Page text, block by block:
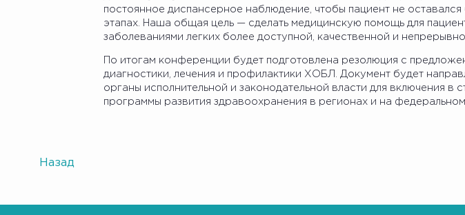
постоянное диспансерное наблюдение, чтобы пациент не оставался
этапах. Наша общая цель — сделать медицинскую помощь для
заболеваниями легких более доступной, качественной и
По итогам конференции будет подготовлена резолюция с
диагностики, лечения и профилактики ХОБЛ. Документ будет
органы исполнительной и законодательной власти для включения в
программы развития здравоохранения в регионах и на
Назад